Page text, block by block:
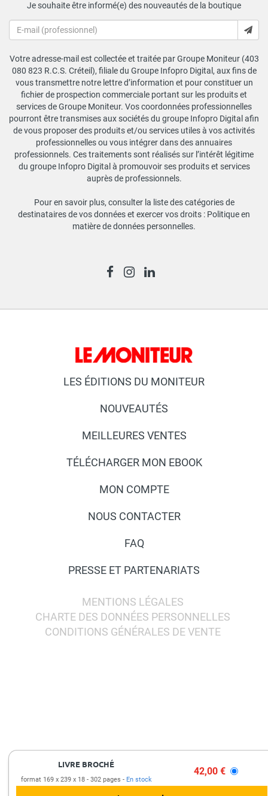
LIVRE BROCHÉ
format 169 x 239 x 18 302 pages En stock
42,00 €
Je souhaite être informé(e) des nouveautés de la boutique
Votre adresse-mail est collectée et traitée par Groupe Moniteur (403
080 823 R.C.S. Créteil), filiale du Groupe Infopro Digital, aux fins de
vous transmettre notre lettre d’information et pour constituer un
fichier de prospection commerciale portant sur les produits et
services de Groupe Moniteur. Vos coordonnées professionnelles
pourront être transmises aux sociétés du groupe Infopro Digital afin
de vous proposer des produits et/ou services utiles à vos activités
professionnelles ou vous intégrer dans des annuaires
professionnels. Ces traitements sont réalisés sur l’intérêt légitime
du groupe Infopro Digital à promouvoir ses produits et services
auprès de professionnels.
Pour en savoir plus, consulter la liste des catégories de
destinataires de vos données et exercer vos droits : Politique en
matière de données personnelles.
LES ÉDITIONS DU MONITEUR
NOUVEAUTÉS
MEILLEURES VENTES
TÉLÉCHARGER MON EBOOK
MON COMPTE
NOUS CONTACTER
FAQ
PRESSE ET PARTENARIATS
MENTIONS LÉGALES
CHARTE DES DONNÉES PERSONNELLES
CONDITIONS GÉNÉRALES DE VENTE